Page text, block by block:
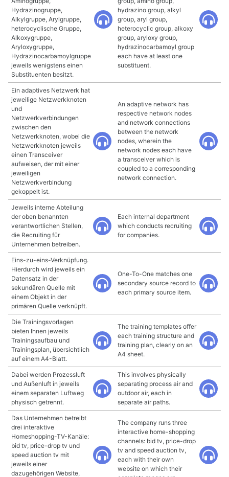
Hydrazinogruppe,
Alkylgruppe, Arylgruppe,
heterocyclische Gruppe,
Alkoxygruppe,
Aryloxygruppe,
Hydrazinocarbamoylgruppe
jeweils wenigstens einen
Substituenten besitzt.
hydrazino group, alkyl
group, aryl group,
heterocyclic group, alkoxy
group, aryloxy group,
hydrazinocarbamoyl group
each have at least one
substituent.
Ein adaptives Netzwerk hat
jeweilige Netzwerkknoten
und
Netzwerkverbindungen
zwischen den
Netzwerkknoten, wobei die
Netzwerkknoten jeweils
einen Transceiver
aufweisen, der mit einer
jeweiligen
Netzwerkverbindung
gekoppelt ist.
An adaptive network has
respective network nodes
and network connections
between the network
nodes, wherein the
network nodes each have
a transceiver which is
coupled to a corresponding
network connection.
Jeweils interne Abteilung
der oben benannten
verantwortlichen Stellen,
die Recruiting für
Unternehmen betreiben.
Each internal department
which conducts recruiting
for companies.
Eins-zu-eins-Verknüpfung.
Hierdurch wird jeweils ein
Datensatz in der
sekundären Quelle mit
einem Objekt in der
primären Quelle verknüpft.
One-To-One matches one
secondary source record to
each primary source item.
Die Trainingsvorlagen
bieten Ihnen jeweils
Trainingsaufbau und
Trainingsplan, übersichtlich
auf einem A4-Blatt.
The training templates offer
each training structure and
training plan, clearly on an
A4 sheet.
Dabei werden Prozessluft
und Außenluft in jeweils
einem separaten Luftweg
physisch getrennt.
This involves physically
separating process air and
outdoor air, each in
separate air paths.
Das Unternehmen betreibt
drei interaktive
Homeshopping-TV-Kanäle:
bid tv, price-drop tv und
speed auction tv mit
jeweils einer
dazugehörigen Website,
The company runs three
interactive home-shopping
channels: bid tv, price-drop
tv and speed auction tv,
each with their own
website on which their